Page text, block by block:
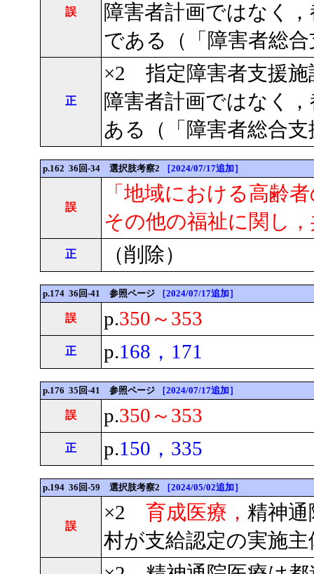
誤
障害者計画ではなく
である（「障害者総
正
×2 指定障害者支援施
障害者計画ではなく
ある（「障害者総合
p.162 36回-34 選択肢考察2 ［2024/07/17追加］
誤
「地域における高齢
その他の福祉に関し
正 （削除）
p.174 36回-41 参照ページ ［2024/07/17追加］
誤 p.350～353
正 p.168，171
p.176 35回-41 参照ページ ［2024/07/17追加］
誤 p.350～353
正 p.150，335
p.194 36回-59 選択肢考察2 ［2024/05/02追加］
誤
×2 育成医療， 精神通
村が支給認定の実施